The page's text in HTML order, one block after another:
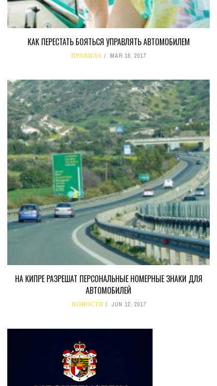
КАК ПЕРЕСТАТЬ БОЯТЬСЯ УПРАВЛЯТЬ АВТОМОБИЛЕМ
ПРАВИЛА MAR 18, 2017
НА КИПРЕ РАЗРЕШАТ ПЕРСОНАЛЬНЫЕ НОМЕРНЫЕ ЗНАКИ ДЛЯ
АВТОМОБИЛЕЙ
НОВОСТИ JUN 12, 2017